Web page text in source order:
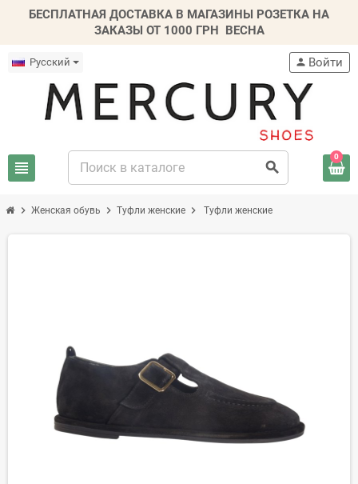
БЕСПЛАТНАЯ ДОСТАВКА В МАГАЗИНЫ РОЗЕТКА НА
ЗАКАЗЫ ОТ 1000 ГРН ВЕСНА
Русский
view_headline search
person Войти
0
chevron_right Женская обувь chevron_right Туфли женские chevron_right Туфли женские